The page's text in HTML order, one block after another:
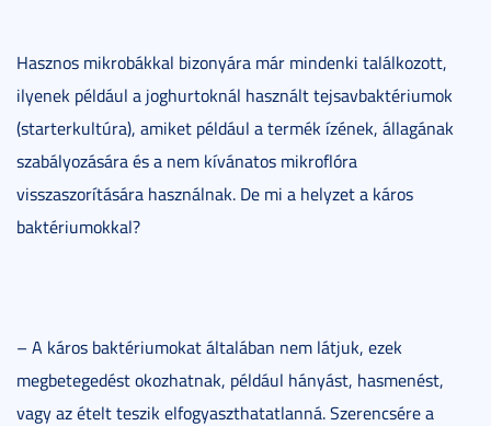
Hasznos mikrobákkal bizonyára már mindenki találkozott,
ilyenek például a joghurtoknál használt tejsavbaktériumok
(starterkultúra), amiket például a termék ízének, állagának
szabályozására és a nem kívánatos mikroflóra
visszaszorítására használnak. De mi a helyzet a káros
baktériumokkal?
– A káros baktériumokat általában nem látjuk, ezek
megbetegedést okozhatnak, például hányást, hasmenést,
vagy az ételt teszik elfogyaszthatatlanná. Szerencsére a